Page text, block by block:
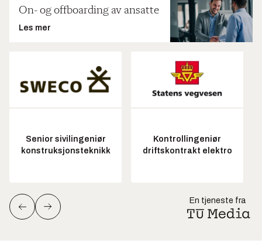
On- og offboarding av ansatte
Les mer
Senior sivilingeniør
konstruksjonsteknikk
Kontrollingeniør
driftskontrakt elektro
En tjeneste fra